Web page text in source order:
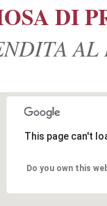
DI
This page can't
Do you own this